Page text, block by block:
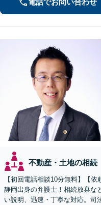
電話でお問い合わせ
不動産・土地の相続
【初回電話相談10分無料】【
静岡出身の弁護士！相続放棄な
い説明、迅速・丁寧な対応。司